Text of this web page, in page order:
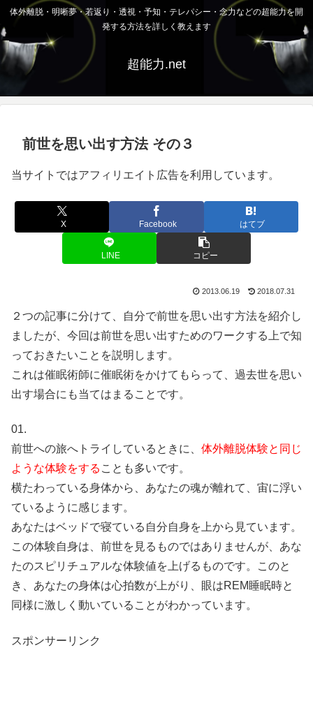
体外離脱・明晰夢・若返り・透視・予知・テレパシー・念力などの超能力を開
発する方法を詳しく教えます
超能力.net
前世を思い出す方法 その３
当サイトではアフィリエイト広告を利用しています。
X Facebook はてブ
LINE コピー
2013.06.19 2018.07.31
２つの記事に分けて、自分で前世を思い出す方法を紹介し
ましたが、今回は前世を思い出すためのワークする上で知
っておきたいことを説明します。
これは催眠術師に催眠術をかけてもらって、過去世を思い
出す場合にも当てはまることです。
01.
前世への旅へトライしているときに、 体外離脱体験と同じ
ような体験をする ことも多いです。
横たわっている身体から、あなたの魂が離れて、宙に浮い
ているように感じます。
あなたはベッドで寝ている自分自身を上から見ています。
この体験自身は、前世を見るものではありませんが、あな
たのスピリチュアルな体験値を上げるものです。このと
き、あなたの身体は心拍数が上がり、眼はREM睡眠時と
同様に激しく動いていることがわかっています。
スポンサーリンク